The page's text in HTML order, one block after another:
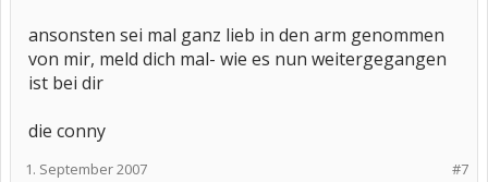
ansonsten sei mal ganz lieb in den arm genommen
von mir, meld dich mal- wie es nun weitergegangen
ist bei dir
die conny
#7
1. September 2007